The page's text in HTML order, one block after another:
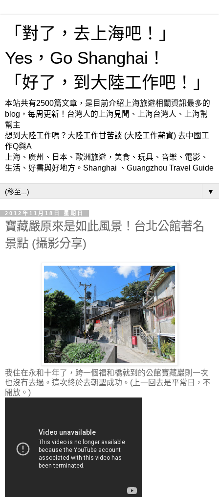
「對了，去上海吧！」
Yes，Go Shanghai！
「好了，到大陸工作吧！」
本站共有2500篇文章，是目前介紹上海旅遊相關資訊最多的
blog，每周更新！台灣人的上海見聞、上海台灣人、上海幫
幫主
想到大陸工作嗎？大陸工作甘苦談 (大陸工作薪資) 去中國工
作Q與A
上海、廣州、日本、歐洲旅遊，美食、玩具、音樂、電影、
生活、好書與好地方。Shanghai 、Guangzhou Travel Guide
▼
2012年11月18日 星期日
寶藏嚴原來是如此風景！台北公館著名
景點 (攝影分享)
我住在永和十年了，跨一個福和橋就到的公館寶藏巖則一次
也沒有去過。這次終於去朝聖成功。(上一回去是平常日，不
開放。)